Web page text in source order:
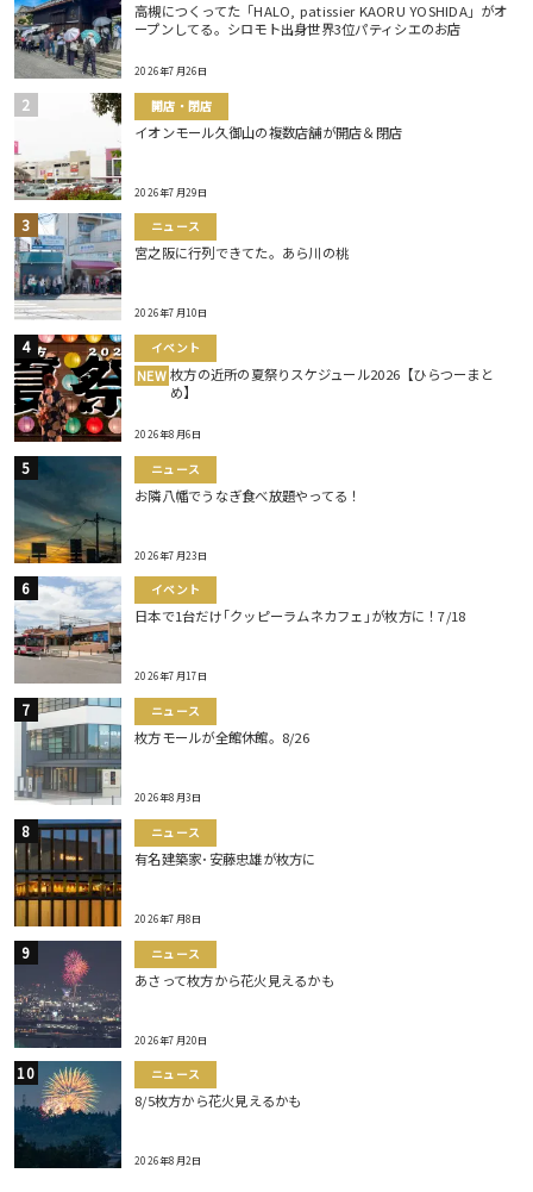
高槻につくってた「HALO, patissier KAORU YOSHIDA」がオ
ープンしてる。シロモト出身世界3位パティシエのお店
2026年7月26日
開店・閉店
イオンモール久御山の複数店舗が開店＆閉店
2026年7月29日
ニュース
宮之阪に行列できてた。あら川の桃
2026年7月10日
イベント
NEW 枚方の近所の夏祭りスケジュール2026【ひらつーまと
め】
2026年8月6日
ニュース
お隣八幡でうなぎ食べ放題やってる！
2026年7月23日
イベント
日本で1台だけ｢クッピーラムネカフェ｣が枚方に！7/18
2026年7月17日
ニュース
枚方モールが全館休館。8/26
2026年8月3日
ニュース
有名建築家･安藤忠雄が枚方に
2026年7月8日
ニュース
あさって枚方から花火見えるかも
2026年7月20日
ニュース
8/5枚方から花火見えるかも
2026年8月2日